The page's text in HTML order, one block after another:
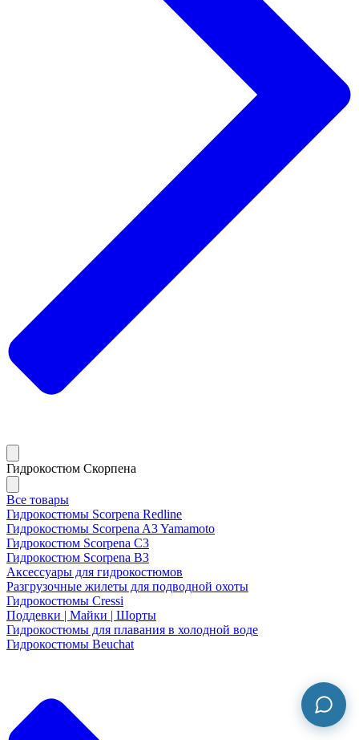
Гидрокостюм Скорпена
Все товары
Гидрокостюмы Scorpena Redline
Гидрокостюмы Scorpena A3 Yamamoto
Гидрокостюм Scorpena C3
Гидрокостюм Scorpena B3
Аксессуары для гидрокостюмов
Разгрузочные жилеты для подводной охоты
Гидрокостюмы Cressi
Поддевки | Майки | Шорты
Гидрокостюмы для плавания в холодной воде
Гидрокостюмы Beuchat